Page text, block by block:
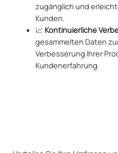
zugänglich und
Kunden.
📈 Kontinuierliche
gesammelten Daten
Verbesserung Ihrer
Kundenerfahrung.